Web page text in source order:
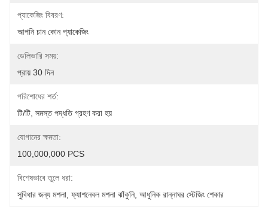
প্যাকেজিং বিবরণ:
আপনি চান কোন প্যাকেজিং
ডেলিভারি সময়:
প্রায় 30 দিন
পরিশোধের শর্ত:
টি/টি, সমস্ত পদ্ধতি গ্রহণ করা হয়
যোগানের ক্ষমতা:
100,000,000 PCS
বিশেষভাবে তুলে ধরা:
সুবিধার জন্য মশলা , ফ্যাশনেবল মশলা ঝাঁকুনি, আধুনিক রান্নাঘর স্টেজিং শেকার